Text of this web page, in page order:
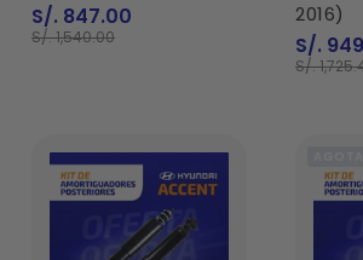
Precio
de
S/. 847.00
Precio
S/. 1,540.00
2016)
Precio
de
S/.
Precio
S/.